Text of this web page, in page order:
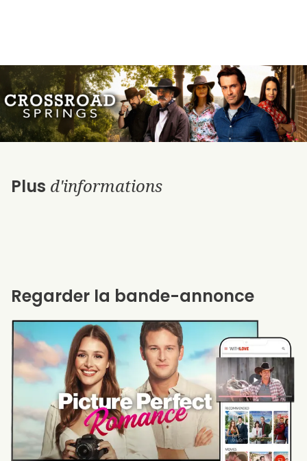
Plus d'informations
Regarder la bande-annonce